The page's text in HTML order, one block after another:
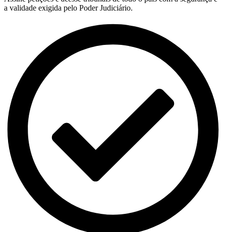
a validade exigida pelo Poder Judiciário.